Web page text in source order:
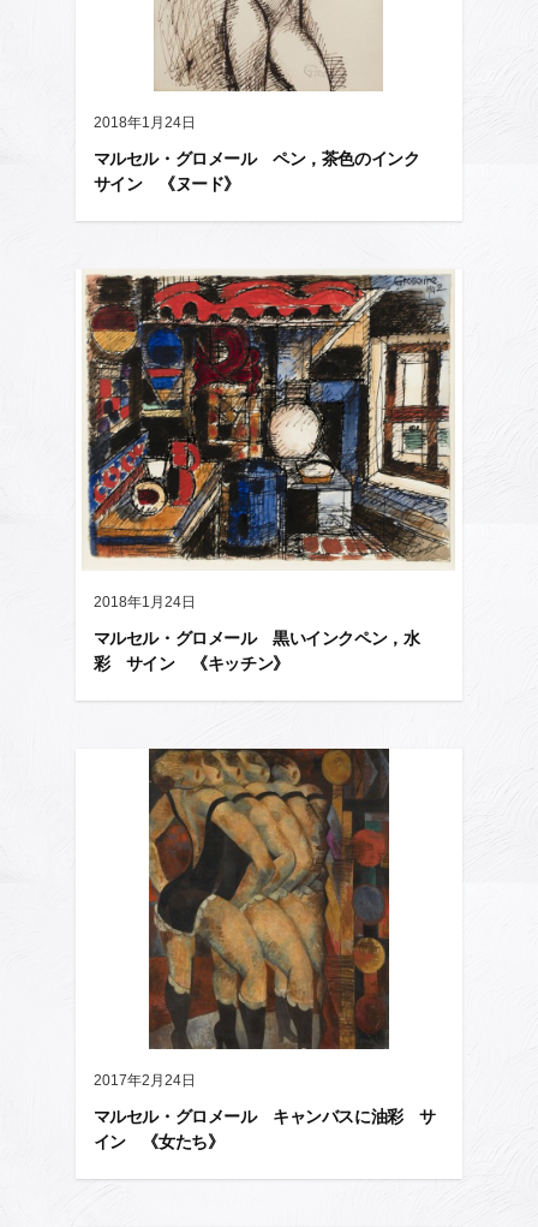
2018年1月24日
マルセル・グロメール ペン，茶色のインク
サイン 《ヌード》
2018年1月24日
マルセル・グロメール 黒いインクペン，水
彩 サイン 《キッチン》
2017年2月24日
マルセル・グロメール キャンバスに油彩 サ
イン 《女たち》